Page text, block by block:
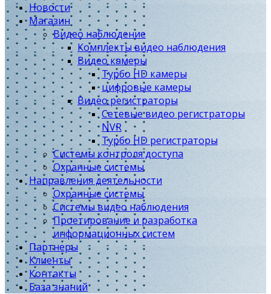
Новости
Магазин
Видео наблюдение
Комплекты видео наблюдения
Видео камеры
Турбо HD камеры
цифровые камеры
Видео регистраторы
Сетевые видео регистраторы
NVR
Турбо HD регистраторы
Системы контроля доступа
Охранные системы
Направления деятельности
Охранные системы
Системы видео наблюдения
Проетирование и разработка
информационных систем
Партнеры
Клиенты
Контакты
База знаний